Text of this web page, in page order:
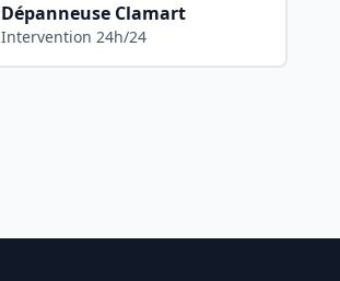
Dépanneuse Clamart
Intervention 24h/24